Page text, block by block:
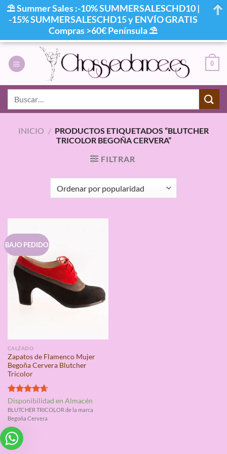
contenido
0
INICIO / PRODUCTOS ETIQUETADOS “BLUTCHER
TRICOLOR BEGOÑA CERVERA”
FILTRAR
BAJO PEDIDO
CALZADO
Zapatos de Flamenco Mujer
Begoña Cervera Blutcher
Tricolor
Valorado
con4.67
de 5
Disponibilidad en Almacén
BLUTCHER TRICOLOR de la marca
Begoña Cervera
⛱ Summer Sales :-10% SUMMERSALESCHD10 |
-15% SUMMERSALESCHD15 y ENVÍO GRATIS
Compras >60€ Península ⛱